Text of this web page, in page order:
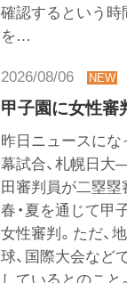
確認するという時
を…
2026/08/06
甲子園に女性審
昨日ニュースにな
幕試合、札幌日大
田審判員が二塁塁
春・夏を通じて甲
女性審判。ただ、
球、国際大会など